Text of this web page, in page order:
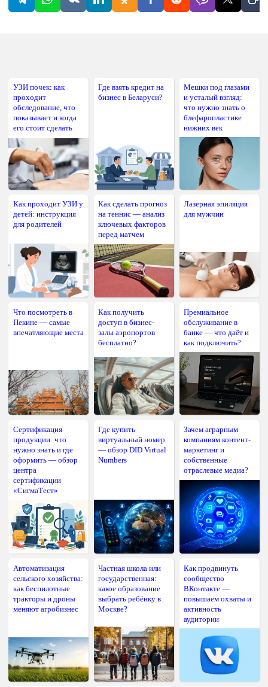
УЗИ почек: как
проходит
обследование, что
показывает и когда
его стоит сделать
Где взять кредит на
бизнес в Беларуси?
Мешки под глазами
и усталый взгляд:
что нужно знать о
блефаропластике
нижних век
Как проходит УЗИ у
детей: инструкция
для родителей
Как сделать прогноз
на теннис — анализ
ключевых факторов
перед матчем
Лазерная эпиляция
для мужчин
Что посмотреть в
Пекине — самые
впечатляющие места
Как получить
доступ в бизнес-
залы аэропортов
бесплатно?
Премиальное
обслуживание в
банке — что даёт и
как подключить?
Сертификация
продукции: что
нужно знать и где
оформить — обзор
центра
сертификации
«СигмаТест»
Где купить
виртуальный номер
— обзор DID Virtual
Numbers
Зачем аграрным
компаниям контент-
маркетинг и
собственные
отраслевые медиа?
Автоматизация
сельского хозяйства:
как беспилотные
тракторы и дроны
меняют агробизнес
Частная школа или
государственная:
какое образование
выбрать ребёнку в
Москве?
Как продвинуть
сообщество
ВКонтакте —
повышаем охваты и
активность
аудитории